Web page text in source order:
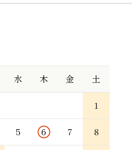
水 木 金 土
1
5 6 7 8